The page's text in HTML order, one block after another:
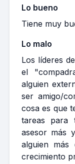
Lo bueno
Tiene muy
Lo malo
Los líderes
el
alguien
ser amigo/
cosa es que
tareas para
asesor más
alguien
crecimiento